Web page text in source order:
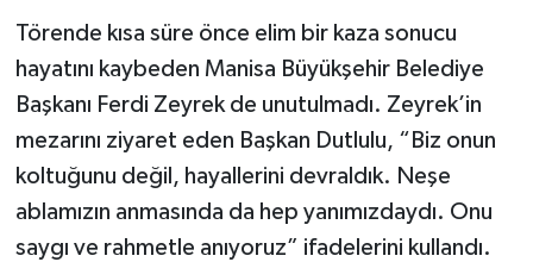
Törende kısa süre önce elim bir kaza sonucu
hayatını kaybeden Manisa Büyükşehir Belediye
Başkanı Ferdi Zeyrek de unutulmadı. Zeyrek’in
mezarını ziyaret eden Başkan Dutlulu, “Biz onun
koltuğunu değil, hayallerini devraldık. Neşe
ablamızın anmasında da hep yanımızdaydı. Onu
saygı ve rahmetle anıyoruz” ifadelerini kullandı.